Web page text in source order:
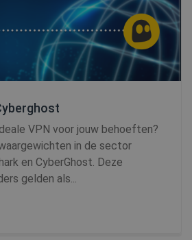
VPN voor jouw behoeften?
in de sector
en CyberGhost. Deze
gelden als...